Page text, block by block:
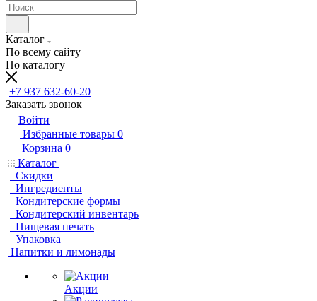
Каталог
По всему сайту
По каталогу
+7 937 632-60-20
Заказать звонок
Войти
Избранные товары 0
Корзина 0
Каталог
Скидки
Ингредиенты
Кондитерские формы
Кондитерский инвентарь
Пищевая печать
Упаковка
Напитки и лимонады
Акции